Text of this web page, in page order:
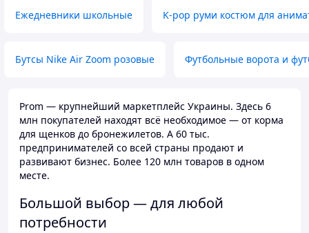
Ежедневники школьные K-pop руми костюм для
Бутсы Nike Air Zoom розовые Футбольные ворота и
Prom — крупнейший маркетплейс Украины. Здесь 6
млн покупателей находят всё необходимое — от корма
для щенков до бронежилетов. А 60 тыс.
предпринимателей со всей страны продают и
развивают бизнес. Более 120 млн товаров в одном
месте.
Большой выбор — для любой
потребности